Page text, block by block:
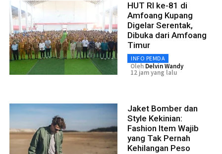
HUT RI ke-81 di
Amfoang Kupang
Digelar Serentak,
Dibuka dari Amfoang
Timur
INFO PEMDA
Oleh Delvin Wandy
12 jam yang lalu
Jaket Bomber dan
Style Kekinian:
Fashion Item Wajib
yang Tak Pernah
Kehilangan Peso